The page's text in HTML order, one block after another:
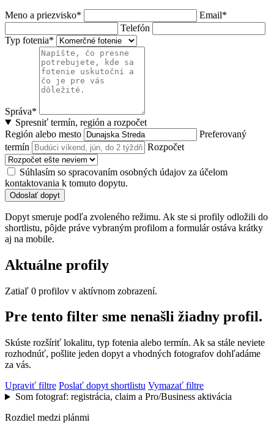
Meno a priezvisko*
Email*
Telefón
Typ fotenia*
Správa*
Spresniť termín, región a rozpočet
Región alebo mesto
Preferovaný
termín
Rozpočet
Súhlasím so spracovaním osobných údajov za účelom
kontaktovania k tomuto dopytu.
Odoslať dopyt
Dopyt smeruje podľa zvoleného režimu. Ak ste si profily odložili do
shortlistu, pôjde práve vybraným profilom a formulár ostáva krátky
aj na mobile.
Aktuálne profily
Zatiaľ 0 profilov v aktívnom zobrazení.
Pre tento filter sme nenašli žiadny profil.
Skúste rozšíriť lokalitu, typ fotenia alebo termín. Ak sa stále neviete
rozhodnúť, pošlite jeden dopyt a vhodných fotografov dohľadáme
za vás.
Upraviť filtre Poslať dopyt shortlistu Vymazať filtre
Som fotograf: registrácia, claim a Pro/Business aktivácia
Rozdiel medzi plánmi